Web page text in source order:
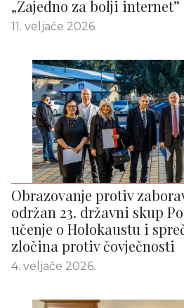
„Zajedno za bolji internet”
11. veljače 2026.
Obrazovanje protiv
održan 23. državni skup
učenje o Holokaustu i
zločina protiv čovječnosti
4. veljače 2026.